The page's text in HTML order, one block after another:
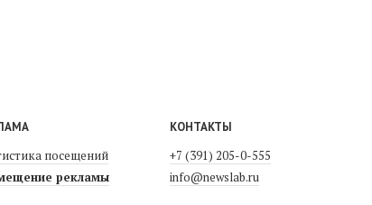
посещений
рекламы
КОНТАКТЫ
+7 (391) 205-0-555
info@newslab.ru